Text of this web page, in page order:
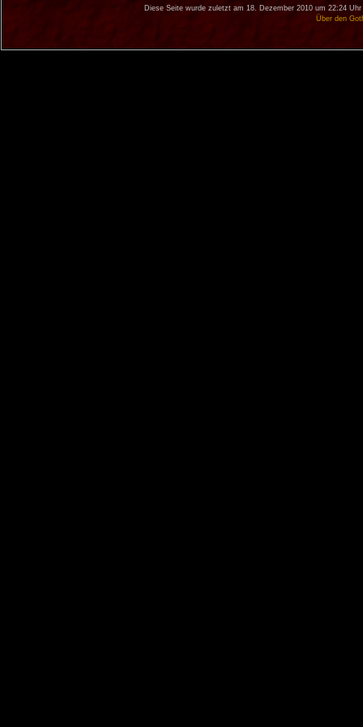
Diese Seite wurde zuletzt am 18. Dezember 2010 um 22:24 Uhr
Über den